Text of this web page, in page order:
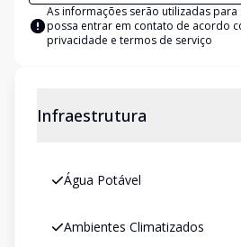
As informações serão utilizadas para
possa entrar em contato de acordo
privacidade e termos de serviço
Infraestrutura
Água Potável
Ambientes Climatizados